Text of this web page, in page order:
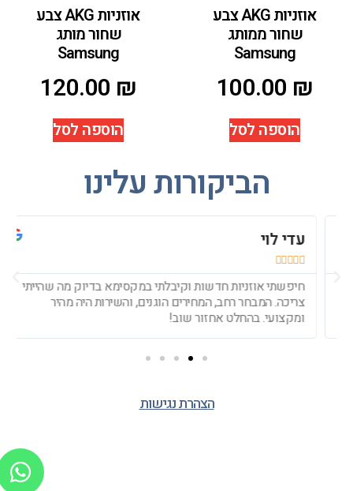
אוזניות AKG צבע
שחור ממותג
Samsung
100.00₪
הוספה לסל
אוזניות AKG צבע
שחור מותג
Samsung
120.00₪
הוספה לסל
הביקורות עלינו
עדי לוי

חיפשתי אוזניות חדשות וקיבלתי במקסימא בדיוק מה שהייתי
צריכה. המבחר רחב, המחירים הוגנים, והשירות היה מהיר
ומקצועי. בהחלט אחזור שוב!
הצהרת נגישות